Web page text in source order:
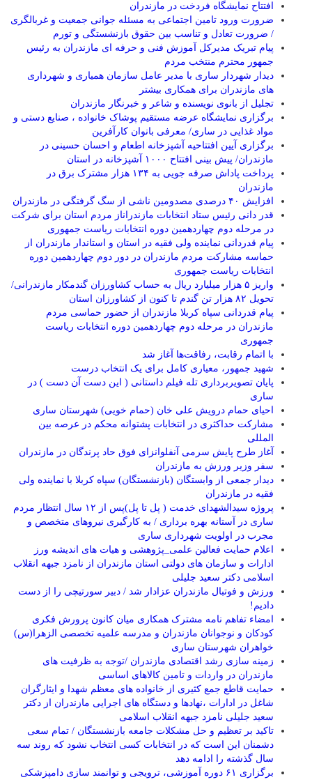
افتتاح نمایشگاه فردخت در مازندران
ضرورت ورود تامین اجتماعی به مسئله جوانی جمعیت و غربالگری
/ ضرورت تعادل و تناسب بین حقوق بازنشستگی و تورم
پیام تبریک مدیرکل آموزش فنی و حرفه ای مازندران به رئیس
جمهور محترم منتخب مردم
دیدار شهردار ساری با مدیر عامل سازمان همیاری و شهرداری
های مازندران برای همکاری بیشتر
تجلیل از بانوی نویسنده و شاعر و خبرنگار مازندران
برگزاری نمایشگاه عرضه مستقیم پوشاک خانواده ، صنایع دستی و
مواد غذایی در ساری/ معرفی بانوان کارآفرین
برگزاری آیین افتتاحیه آشپزخانه اطعام و احسان حسینی در
مازندران/ پیش بینی افتتاح ۱۰۰۰ آشپزخانه در استان
پرداخت پاداش صرفه جویی به ۱۳۴ هزار مشترک برق در
مازندران
افزایش ۴۰ درصدی مصدومین ناشی از سگ گرفتگی در مازندران
قدر دانی رئیس ستاد انتخابات مازندراناز مردم استان برای شرکت
در مرحله دوم چهاردهمین دوره انتخابات ریاست جمهوری
پیام قدردانی نماینده ولی فقیه در استان و استاندار مازندران از
حماسه مشارکت مردم مازندران در دور دوم چهاردهمین دوره
انتخابات ریاست جمهوری
واریز ۵ هزار میلیارد ریال به حساب کشاورزان گندمکار مازندرانی/
تحویل ۸۲ هزار تن گندم تا کنون از کشاورزان استان
پیام قدردانی سپاه کربلا مازندران از حضور حماسی مردم
مازندران در مرحله دوم چهاردهمین دوره انتخابات ریاست
جمهوری
با اتمام رقابت، رفاقت‌ها آغاز شد
شهید جمهور، معیاری کامل برای یک انتخاب درست
پایان تصویربرداری تله فیلم داستانی ( این دست آن دست ) در
ساری
احیای حمام درویش علی خان (حمام خویی) شهرستان ساری
مشارکت حداکثری در انتخابات پشتوانه محکم در عرصه بین
المللی
آغاز طرح پایش سرمی آنفلوانزای فوق حاد پرندگان در مازندران
سفر وزیر ورزش به مازندران
دیدار جمعی از وابستگان (بازنشستگان) سپاه کربلا با نماینده ولی
فقیه در مازندران
پروژه سیدالشهدای خدمت ( پل تا پل)پس از ۱۲ سال انتظار مردم
ساری در آستانه بهره برداری / به کارگیری نیروهای متخصص و
مجرب در اولویت شهرداری ساری
اعلام حمایت فعالین علمی_پژوهشی و هیات های اندیشه ورز
ادارات و سازمان های دولتی استان مازندران از نامزد جبهه انقلاب
اسلامی دکتر سعید جلیلی
ورزش و فوتبال مازندران عزادار شد / دبیر سورتیچی را از دست
دادیم!
امضاء تفاهم نامه مشترک همکاری میان کانون پرورش فکری
کودکان و نوجوانان مازندران و مدرسه علمیه تخصصی الزهرا(س)
خواهران شهرستان ساری
زمینه سازی رشد اقتصادی مازندران /توجه به ظرفیت های
مازندران در واردات و تامین کالاهای اساسی
حمایت قاطع جمع کثیری از خانواده های معظم شهدا و ایثارگران
شاغل در ادارات ،نهادها و دستگاه های اجرایی مازندران از دکتر
سعید جلیلی نامزد جبهه انقلاب اسلامی
تاکید بر تعظیم و حل مشکلات جامعه بازنشستگان / تمام سعی
دشمنان این است که در انتخابات کسی انتخاب نشود که روند سه
سال گذشته را ادامه دهد
برگزاری ۶۱ دوره آموزشی، ترویجی و توانمند سازی دامپزشکی